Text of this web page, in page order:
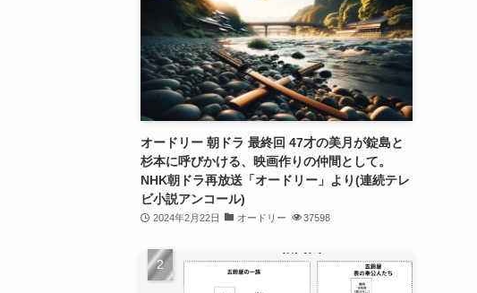
オードリー 朝ドラ 最終回 47才の美月が錠島と
杉本に呼びかける、映画作りの仲間として。
NHK朝ドラ再放送「オードリー」より(連続テレ
ビ小説アンコール)
2024年2月22日 オードリー 37598